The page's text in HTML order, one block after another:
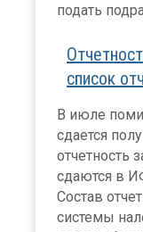
подать
список
В июле
сдается
отчетность
сдаются в
Состав
системы